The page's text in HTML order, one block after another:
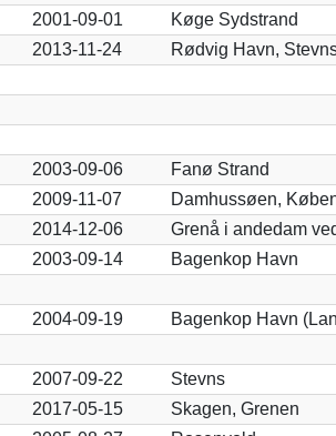
2001-09-01
Køge Sydstrand
2013-11-24
Rødvig Havn,
2003-09-06
Fanø Strand
2009-11-07
Damhussøen,
2014-12-06
Grenå i andedam
2003-09-14
Bagenkop Havn
2004-09-19
Bagenkop Havn
2007-09-22
Stevns
2017-05-15
Skagen, Grenen